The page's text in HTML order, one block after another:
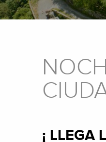
¡ LLEGA